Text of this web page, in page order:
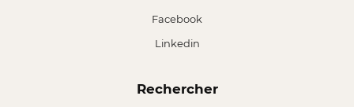
Facebook
Linkedin
Rechercher